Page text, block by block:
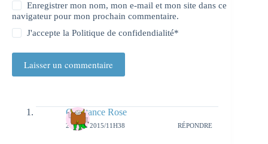
Enregistrer mon nom, mon e-mail et mon site dans ce
navigateur pour mon prochain commentaire.
J'accepte laPolitique de confidendialité*
Laisser un commentaire
Constance Rose
28 MAI 2015/11H38 RÉPONDRE